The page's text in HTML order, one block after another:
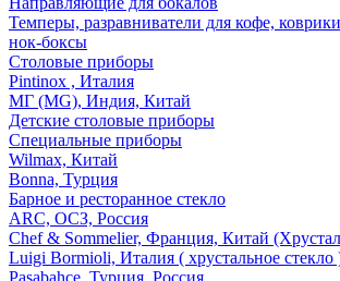
Темперы, разравниватели для кофе,
нок-боксы
Столовые приборы
Pintinox , Италия
МГ (MG), Индия, Китай
Детские столовые приборы
Специальные приборы
Wilmax, Китай
Bonna, Турция
Барное и ресторанное стекло
ARC, ОСЗ, Россия
Chef & Sommelier, Франция, Китай
Luigi Bormioli, Италия ( хрустальное стекло
Pasabahce, Турция, Россия